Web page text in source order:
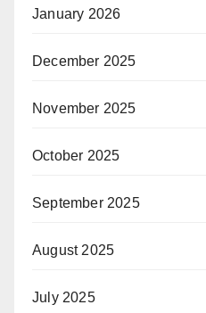
January 2026
December 2025
November 2025
October 2025
September 2025
August 2025
July 2025